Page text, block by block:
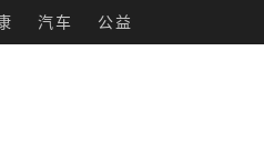
汽车 公益